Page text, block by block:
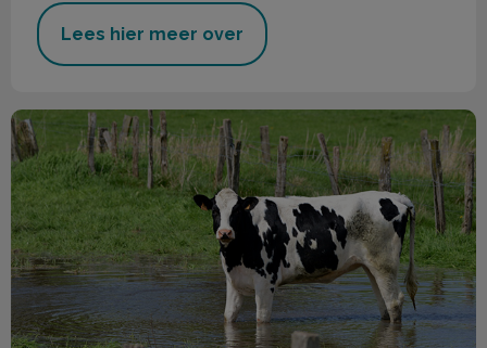
Lees hier meer over
Hittestress bij melkvee